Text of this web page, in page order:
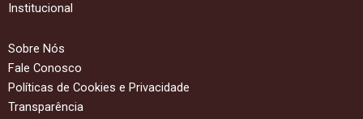
Institucional
Sobre Nós
Fale Conosco
Políticas de Cookies e Privacidade
Transparência